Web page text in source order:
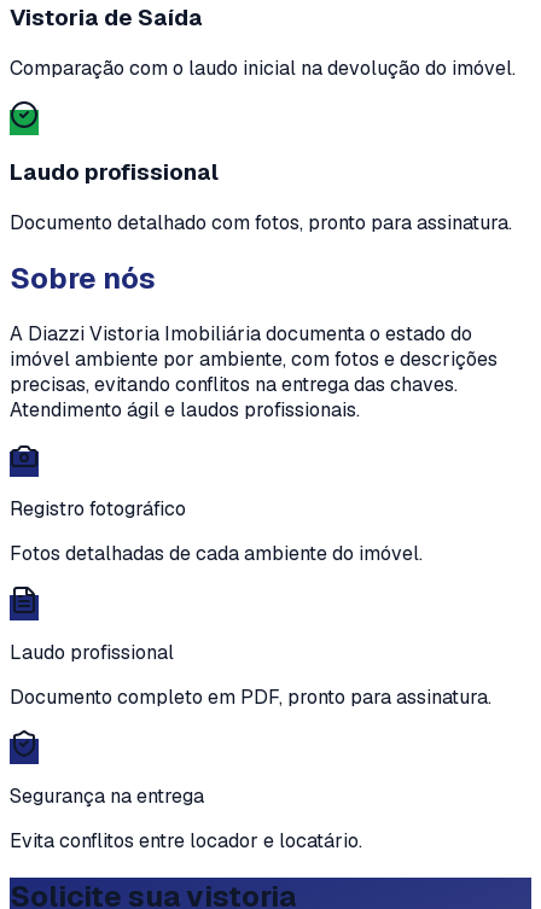
Vistoria de Saída
Comparação com o laudo inicial na devolução do imóvel.
Laudo profissional
Documento detalhado com fotos, pronto para assinatura.
Sobre nós
A Diazzi Vistoria Imobiliária documenta o estado do
imóvel ambiente por ambiente, com fotos e descrições
precisas, evitando conflitos na entrega das chaves.
Atendimento ágil e laudos profissionais.
Registro fotográfico
Fotos detalhadas de cada ambiente do imóvel.
Laudo profissional
Documento completo em PDF, pronto para assinatura.
Segurança na entrega
Evita conflitos entre locador e locatário.
Solicite sua vistoria